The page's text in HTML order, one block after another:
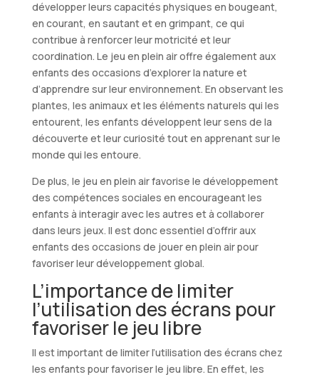
développer leurs capacités physiques en bougeant,
en courant, en sautant et en grimpant, ce qui
contribue à renforcer leur motricité et leur
coordination. Le jeu en plein air offre également aux
enfants des occasions d’explorer la nature et
d’apprendre sur leur environnement. En observant les
plantes, les animaux et les éléments naturels qui les
entourent, les enfants développent leur sens de la
découverte et leur curiosité tout en apprenant sur le
monde qui les entoure.
De plus, le jeu en plein air favorise le développement
des compétences sociales en encourageant les
enfants à interagir avec les autres et à collaborer
dans leurs jeux. Il est donc essentiel d’offrir aux
enfants des occasions de jouer en plein air pour
favoriser leur développement global.
L’importance de limiter
l’utilisation des écrans pour
favoriser le jeu libre
Il est important de limiter l’utilisation des écrans chez
les enfants pour favoriser le jeu libre. En effet, les